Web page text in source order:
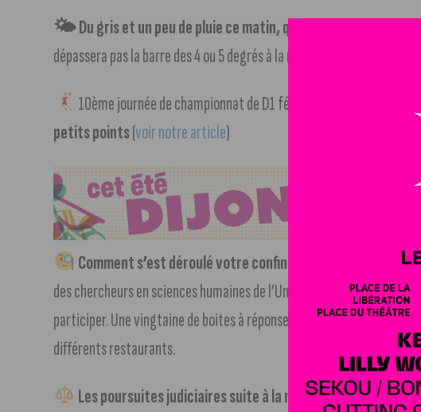
🌤 Du gris et un peu de pluie ce matin, quelques beaux rayons
dépassera pas la barre des 4 ou 5 degrés à la mi-journée.
10ème journée de championnat de D1 féminine de handball 2021-
petits points(voir notre article)
Comment s’est déroulé votre confinement de mars 2020?
des chercheurs en sciences humaines de l’Université de Bourgogne.
participer. Une vingtaine de boites à réponse sont accessibles en
différents restaurants.
Les poursuites judiciaires suite à la mort de Enzo à Dijon.